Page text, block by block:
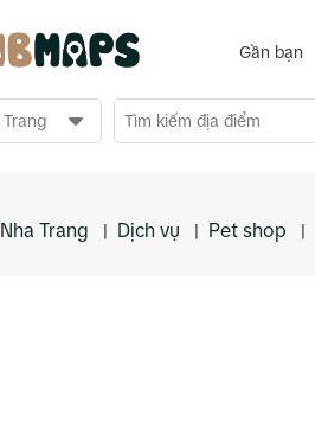
Gần bạn
Nha Trang | Dịch vụ | Pet shop |